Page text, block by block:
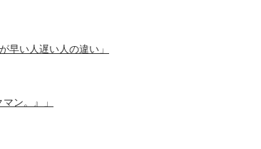
早い人遅い人の違い」
ン。』」